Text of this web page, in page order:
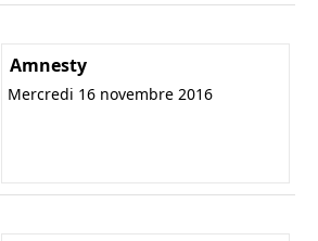
Amnesty
Mercredi 16 novembre 2016